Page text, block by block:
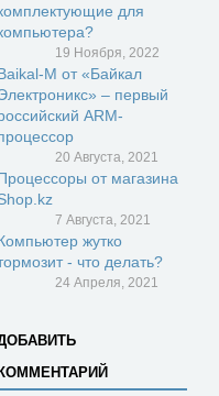
для
19 Ноября, 2022
M от «Байкал
– первый
ARM-
20 Августа, 2021
от магазина
7 Августа, 2021
жутко
- что делать?
24 Апреля, 2021